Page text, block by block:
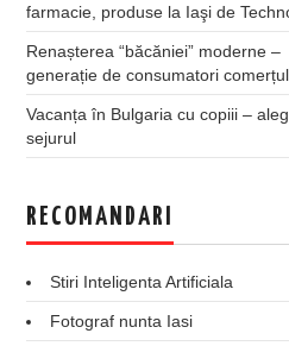
farmacie, produse la Iaşi de
Renașterea “băcăniei” moderne
generație de consumatori
Vacanța în Bulgaria cu copiii –
sejurul
RECOMANDARI
Stiri Inteligenta Artificiala
Fotograf nunta Iasi